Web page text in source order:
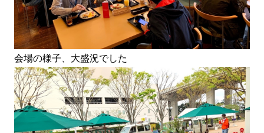
会場の様子、大盛況でした